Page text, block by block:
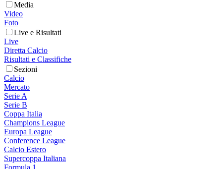
Media
Video
Foto
Live e Risultati
Live
Diretta Calcio
Risultati e Classifiche
Sezioni
Calcio
Mercato
Serie A
Serie B
Coppa Italia
Champions League
Europa League
Conference League
Calcio Estero
Supercoppa Italiana